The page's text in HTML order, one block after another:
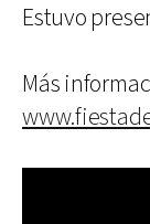
Estuvo
Más